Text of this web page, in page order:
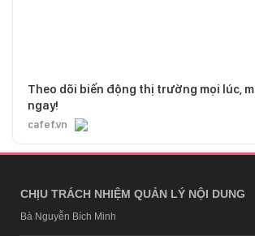
Theo dõi biến động thị trường mọi lúc,
ngay!
cafef.vn
CHỊU TRÁCH NHIỆM QUẢN LÝ NỘI DUNG
Bà Nguyễn Bích Minh